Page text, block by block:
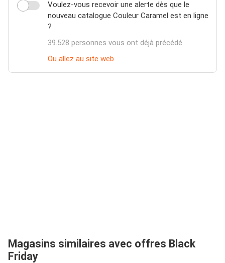
Voulez-vous recevoir une alerte dès que le
nouveau catalogue Couleur Caramel est en ligne
?
39.528 personnes vous ont déjà précédé
Ou allez au site web
Magasins similaires avec offres Black
Friday